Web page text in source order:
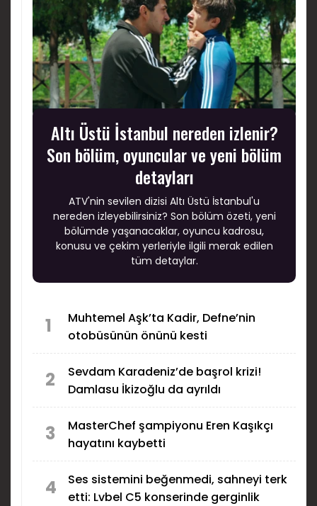
Altı Üstü İstanbul nereden izlenir?
Son bölüm, oyuncular ve yeni bölüm
detayları
ATV'nin sevilen dizisi Altı Üstü İstanbul'u
nereden izleyebilirsiniz? Son bölüm özeti, yeni
bölümde yaşanacaklar, oyuncu kadrosu,
konusu ve çekim yerleriyle ilgili merak edilen
tüm detaylar.
1
Muhtemel Aşk’ta Kadir, Defne’nin
otobüsünün önünü kesti
2
Sevdam Karadeniz’de başrol krizi!
Damlasu İkizoğlu da ayrıldı
3
MasterChef şampiyonu Eren Kaşıkçı
hayatını kaybetti
4
Ses sistemini beğenmedi, sahneyi terk
etti: Lvbel C5 konserinde gerginlik